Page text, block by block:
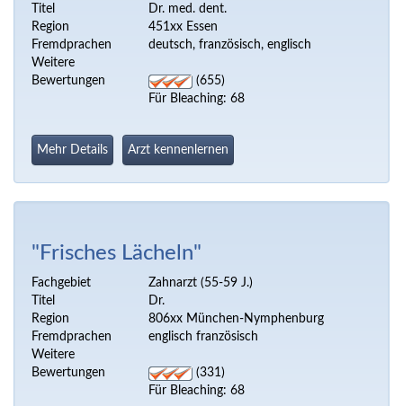
Titel
Dr. med. dent.
Region
451xx Essen
Fremdprachen
deutsch, französisch, englisch
Weitere
Bewertungen
(655)
Für Bleaching: 68
Mehr Details Arzt kennenlernen
"Frisches Lächeln"
Fachgebiet
Zahnarzt (55-59 J.)
Titel
Dr.
Region
806xx München-Nymphenburg
Fremdprachen
englisch französisch
Weitere
Bewertungen
(331)
Für Bleaching: 68